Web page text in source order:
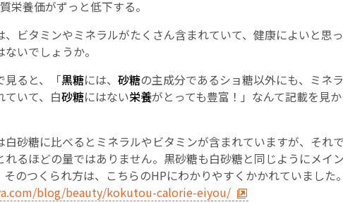
栄養価がずっと低下する。
、ビタミンやミネラルがたくさん含まれていて、健康によいと思
いでしょうか。
見ると、「黒糖には、 砂糖の主成分であるショ糖以外にも、ミネ
ていて、白砂糖にはない栄養がとっても豊富！」なんて記載を見
白砂糖に比べるとミネラルやビタミンが含まれていますが、それ
れるほどの量ではありません。黒砂糖も白砂糖と同じようにメイ
のつくられ方は、こちらのHPにわかりやすくかかれていました。
blog/beauty/kokutou-calorie-eiyou/